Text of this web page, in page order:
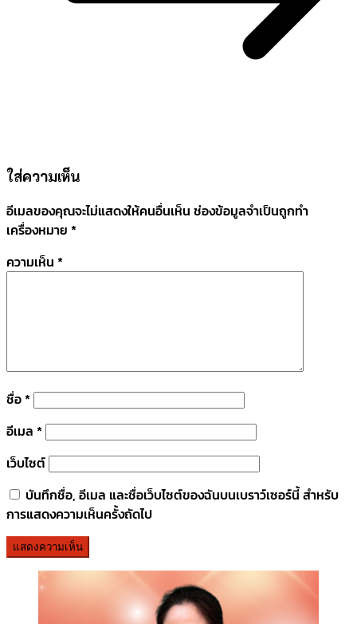
ใส่ความเห็น
อีเมลของคุณจะไม่แสดงให้คนอื่นเห็น ช่องข้อมูลจำเป็นถูกทำ
เครื่องหมาย *
ความเห็น *
ชื่อ*
อีเมล *
เว็บไซต์
บันทึกชื่อ, อีเมล และชื่อเว็บไซต์ของฉันบนเบราว์เซอร์นี้ สำหรับ
การแสดงความเห็นครั้งถัดไป